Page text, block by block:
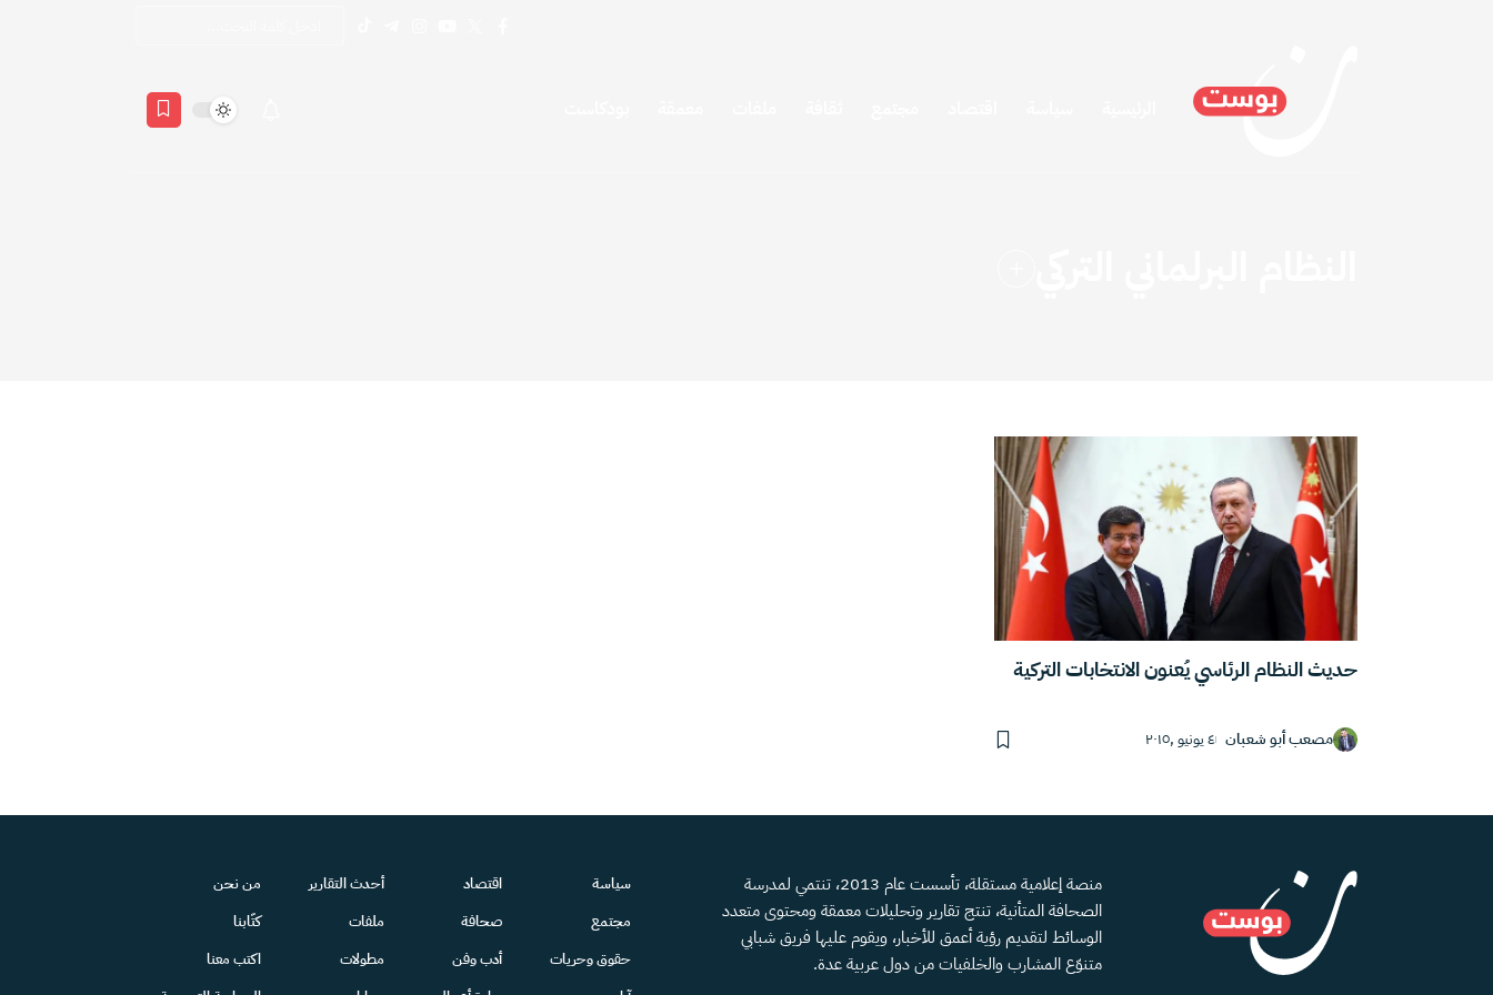
حديث النظام الرئاسي يُعنون الانتخابات التركية
مصعب أبو شعبان ٤ يونيو ,٢٠١٥
منصة إعلامية مستقلة، تأسست عام 2013، تنتمي لمدرسة
الصحافة المتأنية، تنتج تقارير وتحليلات معمقة ومحتوى متعدد
الوسائط لتقديم رؤية أعمق للأخبار، ويقوم عليها فريق شبابي
متنوّع المشارب والخلفيات من دول عربية عدة.
سياسة
مجتمع
حقوق وحريات
اقتصاد
صحافة
أدب وفن
أحدث التقارير
ملفات
مطولات
من نحن
كتّابنا
اكتب معنا